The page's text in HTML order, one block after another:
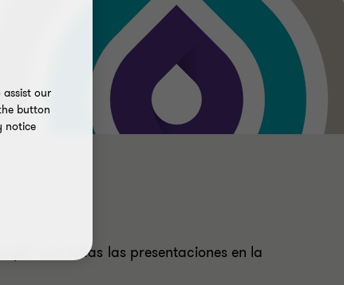
con todas las presentaciones en la
our
button
notice